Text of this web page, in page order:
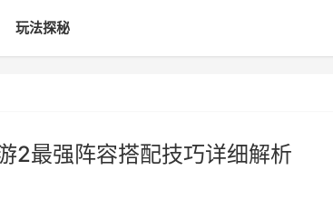
玩法探秘
2最强阵容搭配技巧详细解析